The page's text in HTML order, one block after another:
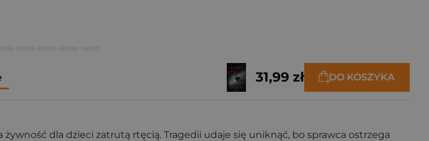
31,99 zł DO KOSZYKA
dla dzieci zatrutą rtęcią. Tragedii udaje się uniknąć, bo sprawca ostrzega